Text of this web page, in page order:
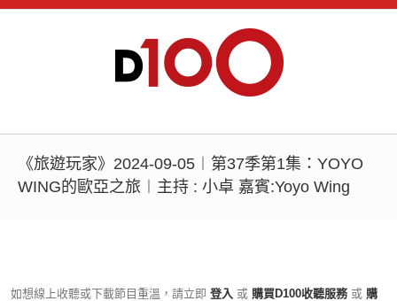
《旅遊玩家》2024-09-05︱第37季第1集：YOYO
WING的歐亞之旅︱主持 : 小卓 嘉賓:Yoyo Wing
如想線上收聽或下載節目重溫，請立即 登入 或 購買D100收聽服務 或 購